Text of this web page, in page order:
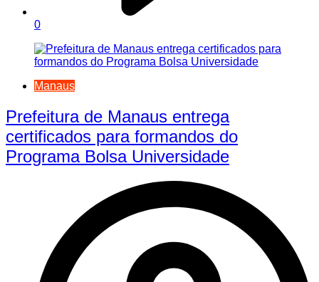
0
Manaus
Prefeitura de Manaus entrega
certificados para formandos do
Programa Bolsa Universidade